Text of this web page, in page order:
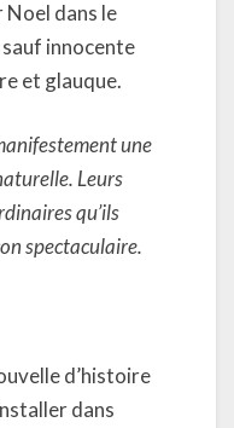
dans le
innocente
et glauque.
une
Leurs
qu’ils
spectaculaire.
d’histoire
dans